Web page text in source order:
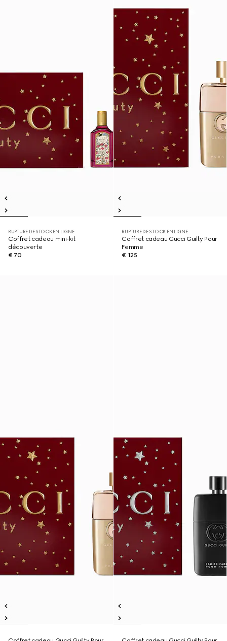
RUPTURE DE STOCK EN LIGNE
Coffret cadeau mini-kit
découverte
€ 70
RUPTURE DE STOCK EN LIGNE
Coffret cadeau Gucci Guilty Pour
Femme
€ 125